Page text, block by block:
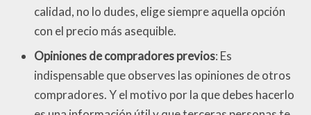
calidad, no lo dudes, elige siempre aquella opción
con el precio más asequible.
Opiniones de compradores previos: Es
indispensable que observes las opiniones de otros
compradores. Y el motivo por la que debes hacerlo